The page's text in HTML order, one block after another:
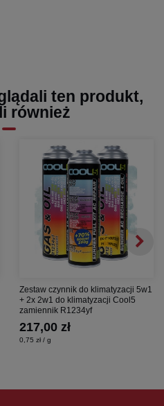
ten produkt,
również
Zestaw czynnik do klimatyzacji 5w1
+ 2x 2w1 do klimatyzacji Cool5
zamiennik R1234yf
217,00 zł
0,75 zł / g